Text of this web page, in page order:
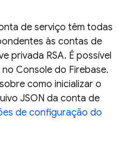
de serviço têm todas
às contas de
privada RSA. É possível
Console do Firebase.
como inicializar o
JSON da conta de
de configuração do